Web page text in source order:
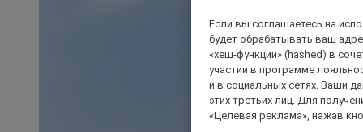
Если вы соглашаетесь на
будет обрабатывать ваш
«хеш-функции» (hashed) в
участии в программе
и в социальных сетях. Ваши
этих третьих лиц. Для
«Целевая реклама», нажав